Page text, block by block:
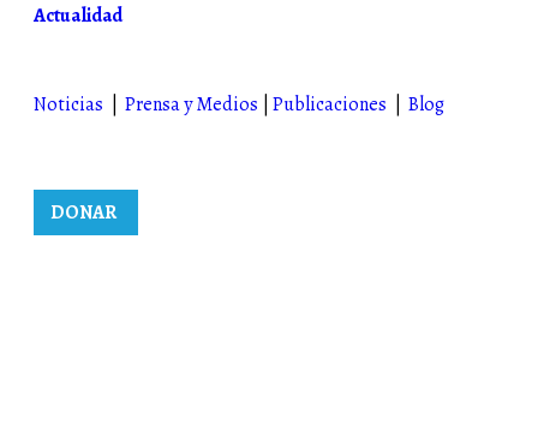
Actualidad
Noticias Prensa y Medios Publicaciones Blog
DONAR